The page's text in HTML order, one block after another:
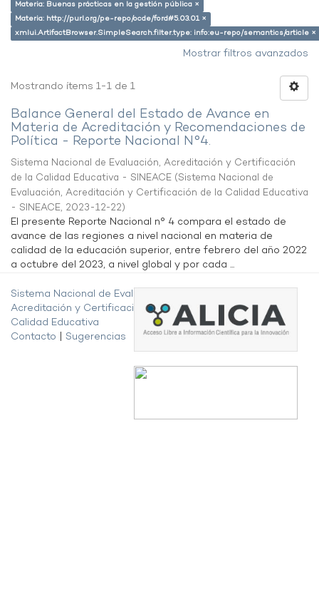
Materia: Buenas prácticas en la gestión pública ×
Materia: http://purl.org/pe-repo/ocde/ford#5.03.01 ×
xmlui.ArtifactBrowser.SimpleSearch.filter.type: info:eu-repo/semantics/article ×
Mostrar filtros avanzados
Mostrando ítems 1-1 de 1
Balance General del Estado de Avance en
Materia de Acreditación y Recomendaciones de
Política - Reporte Nacional N°4.
Sistema Nacional de Evaluación, Acreditación y Certificación
de la Calidad Educativa - SINEACE (Sistema Nacional de
Evaluación, Acreditación y Certificación de la Calidad Educativa
- SINEACE, 2023-12-22)
El presente Reporte Nacional n° 4 compara el estado de
avance de las regiones a nivel nacional en materia de
calidad de la educación superior, entre febrero del año 2022
a octubre del 2023, a nivel global y por cada ...
Sistema Nacional de Evaluación,
Acreditación y Certificación de la
Calidad Educativa
Contacto
Sugerencias